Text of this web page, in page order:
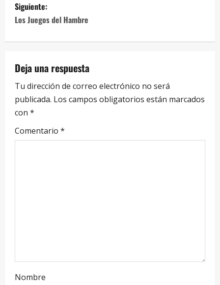
Siguiente:
Los Juegos del Hambre
Deja una respuesta
Tu dirección de correo electrónico no será
publicada. Los campos obligatorios están marcados
con *
Comentario *
Nombre